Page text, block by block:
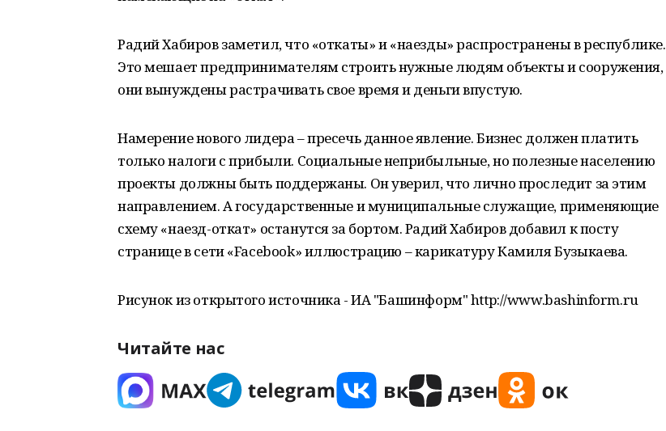
Радий Хабиров заметил, что «откаты» и «наезды» распространены в республике.
Это мешает предпринимателям строить нужные людям объекты и сооружения,
они вынуждены растрачивать свое время и деньги впустую.
Намерение нового лидера – пресечь данное явление. Бизнес должен платить
только налоги с прибыли. Социальные неприбыльные, но полезные населению
проекты должны быть поддержаны. Он уверил, что лично проследит за этим
направлением. А государственные и муниципальные служащие, применяющие
схему «наезд-откат» останутся за бортом. Радий Хабиров добавил к посту
странице в сети «Facebook» иллюстрацию – карикатуру Камиля Бузыкаева.
Рисунок из открытого источника - ИА "Башинформ" http://www.bashinform.ru
Читайте нас